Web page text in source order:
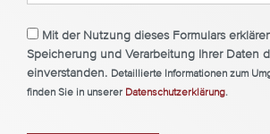
Mit der Nutzung dieses Formulars
Speicherung und Verarbeitung Ihrer Daten
einverstanden. Detaillierte Informationen zum
finden Sie in unserer Datenschutzerklärung.